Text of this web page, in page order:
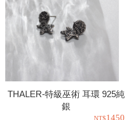
THALER-特級巫術 耳環 925純
銀
1450